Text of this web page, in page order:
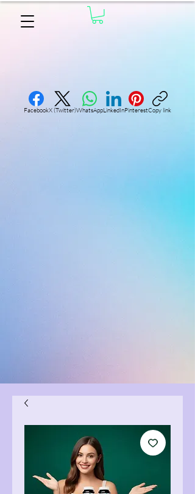
FacebookX (Twitter)WhatsAppLinkedInPinterestCopy link